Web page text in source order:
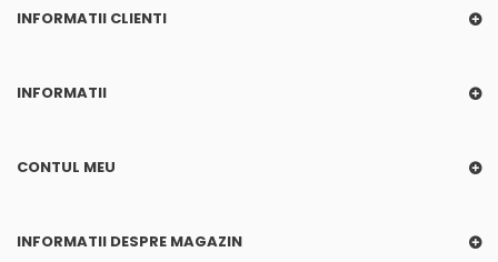
INFORMATII CLIENTI
INFORMATII
CONTUL MEU
INFORMATII DESPRE MAGAZIN